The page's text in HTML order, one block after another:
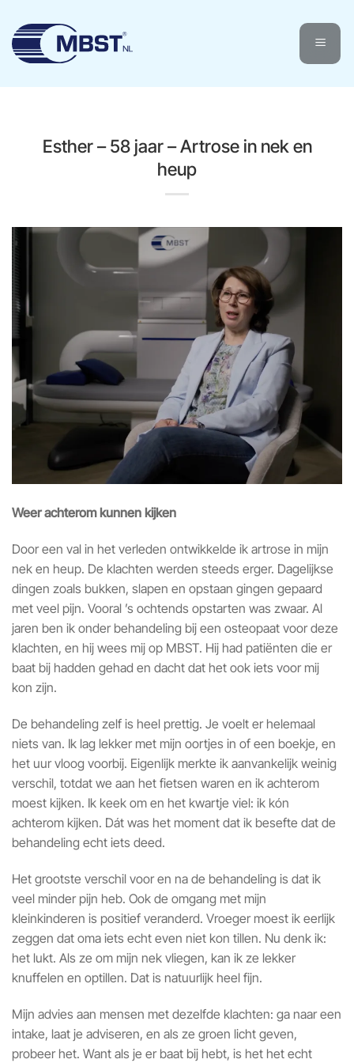
naar
inhoud
Esther – 58 jaar – Artrose in nek en
heup
Weer achterom kunnen kijken
Door een val in het verleden ontwikkelde ik artrose in mijn
nek en heup. De klachten werden steeds erger. Dagelijkse
dingen zoals bukken, slapen en opstaan gingen gepaard
met veel pijn. Vooral ’s ochtends opstarten was zwaar. Al
jaren ben ik onder behandeling bij een osteopaat voor deze
klachten, en hij wees mij op MBST. Hij had patiënten die er
baat bij hadden gehad en dacht dat het ook iets voor mij
kon zijn.
De behandeling zelf is heel prettig. Je voelt er helemaal
niets van. Ik lag lekker met mijn oortjes in of een boekje, en
het uur vloog voorbij. Eigenlijk merkte ik aanvankelijk weinig
verschil, totdat we aan het fietsen waren en ik achterom
moest kijken. Ik keek om en het kwartje viel: ik kón
achterom kijken. Dát was het moment dat ik besefte dat de
behandeling echt iets deed.
Het grootste verschil voor en na de behandeling is dat ik
veel minder pijn heb. Ook de omgang met mijn
kleinkinderen is positief veranderd. Vroeger moest ik eerlijk
zeggen dat oma iets echt even niet kon tillen. Nu denk ik:
het lukt. Als ze om mijn nek vliegen, kan ik ze lekker
knuffelen en optillen. Dat is natuurlijk heel fijn.
Mijn advies aan mensen met dezelfde klachten: ga naar een
intake, laat je adviseren, en als ze groen licht geven,
probeer het. Want als je er baat bij hebt, is het het echt